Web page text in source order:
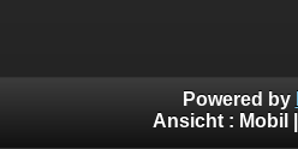
Powered by
Ansicht : Mobil